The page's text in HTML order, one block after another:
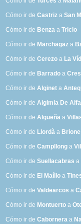
Cómo ir deCastriz aSan
Cómo ir de Benza aTricio
Cómo ir de Marchagaz a
Cómo ir deCerezo a La
Cómo ir de Barrado a
Cómo ir deAlginet a
Cómo ir deAlgimia De
Cómo ir deAlgueña a
Cómo ir de Llordà a
Cómo ir deCampllong a
Cómo ir deSuellacabras a
Cómo ir de El Maíllo a
Cómo ir deValdearcos a
Cómo ir de Montuerto a
Cómo ir deCabornera a